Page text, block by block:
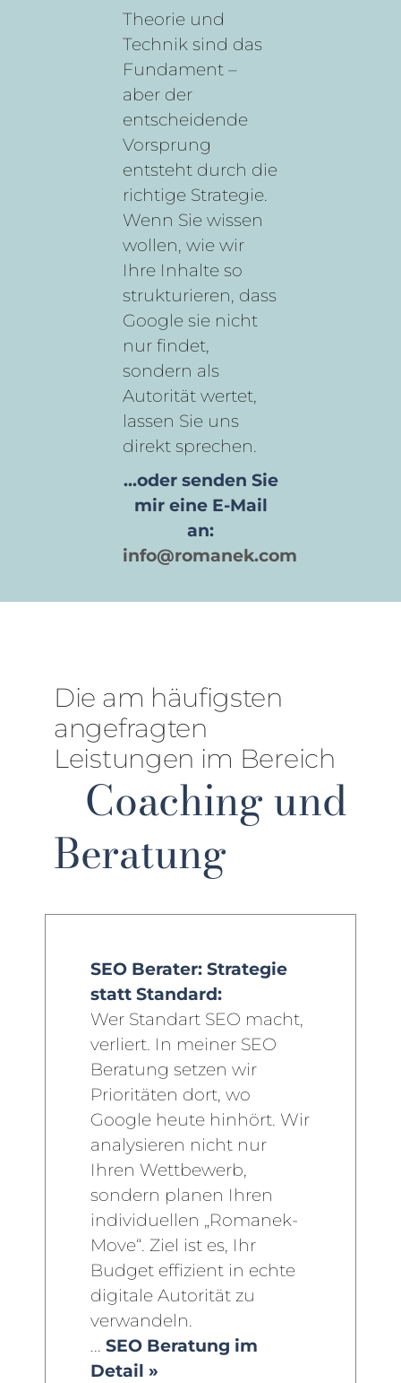
Theorie und
Technik sind das
Fundament –
aber der
entscheidende
Vorsprung
entsteht durch die
richtige Strategie.
Wenn Sie wissen
wollen, wie wir
Ihre Inhalte so
strukturieren, dass
Google sie nicht
nur findet,
sondern als
Autorität wertet,
lassen Sie uns
direkt sprechen.
...oder senden Sie
mir eine E-Mail
an:
info@romanek.com
Die am häufigsten
angefragten
Leistungen im Bereich
Coaching und
Beratung
SEO Berater: Strategie
statt Standard:
Wer Standart SEO macht,
verliert. In meiner SEO
Beratung setzen wir
Prioritäten dort, wo
Google heute hinhört. Wir
analysieren nicht nur
Ihren Wettbewerb,
sondern planen Ihren
individuellen „Romanek-
Move“. Ziel ist es, Ihr
Budget effizient in echte
digitale Autorität zu
verwandeln.
... SEO Beratung im
Detail »